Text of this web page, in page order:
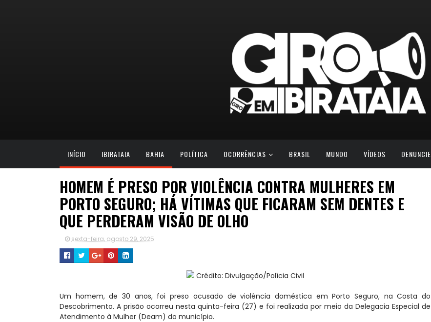
INÍCIO IBIRATAIA BAHIA POLÍTICA OCORRÊNCIAS BRASIL MUNDO VÍDEOS DENUNCIE
HOMEM É PRESO POR VIOLÊNCIA CONTRA MULHERES EM
PORTO SEGURO; HÁ VÍTIMAS QUE FICARAM SEM DENTES E
QUE PERDERAM VISÃO DE OLHO
sexta-feira, agosto 29, 2025
Crédito: Divulgação/Polícia Civil
Um homem, de 30 anos, foi preso acusado de violência doméstica em Porto Seguro, na Costa do
Descobrimento. A prisão ocorreu nesta quinta-feira (27) e foi realizada por meio da Delegacia Especial de
Atendimento à Mulher (Deam) do município.